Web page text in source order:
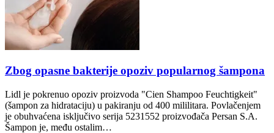
Zbog opasne bakterije opoziv popularnog šampona
Lidl je pokrenuo opoziv proizvoda "Cien Shampoo Feuchtigkeit"
(šampon za hidrataciju) u pakiranju od 400 mililitara. Povlačenjem
je obuhvaćena isključivo serija 5231552 proizvođača Persan S.A.
Šampon je, među ostalim…